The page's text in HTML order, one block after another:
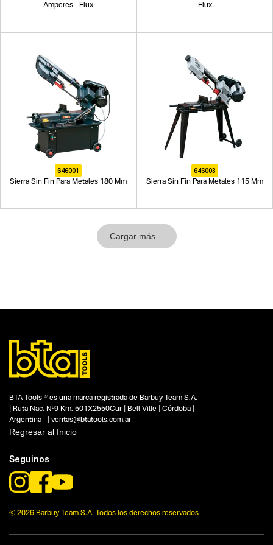
Amperes - Flux
Flux
646001
Sierra Sin Fin Para Metales 180 Mm
646003
Sierra Sin Fin Para Metales 115 Mm
Cargar más…
BTA Tools ® es una marca registrada de Barbuy Team S.A.
| Ruta Nac. Nº9 Km. 501X2550Cur | Bell Ville | Córdoba |
Argentina | ventas@btatools.com.ar
Regresar al Inicio
Seguinos
© 2026 Barbuy Team S.A. Todos los derechos reservados